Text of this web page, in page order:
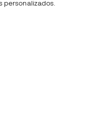
personalizados.